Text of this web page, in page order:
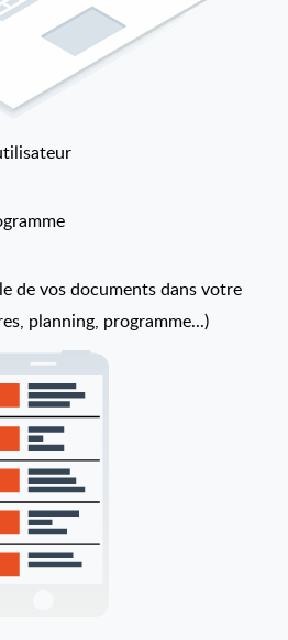
de vos documents dans votre
planning, programme...)